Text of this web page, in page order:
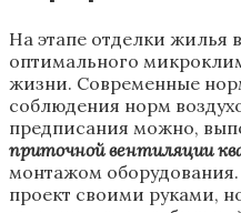
На этапе отделки жилья
оптимального
жизни. Современные
соблюдения норм
предписания можно,
приточной вентиляции
монтажом
проект своими руками,